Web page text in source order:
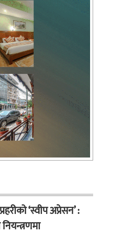
‘स्वीप अप्रेसन’ :